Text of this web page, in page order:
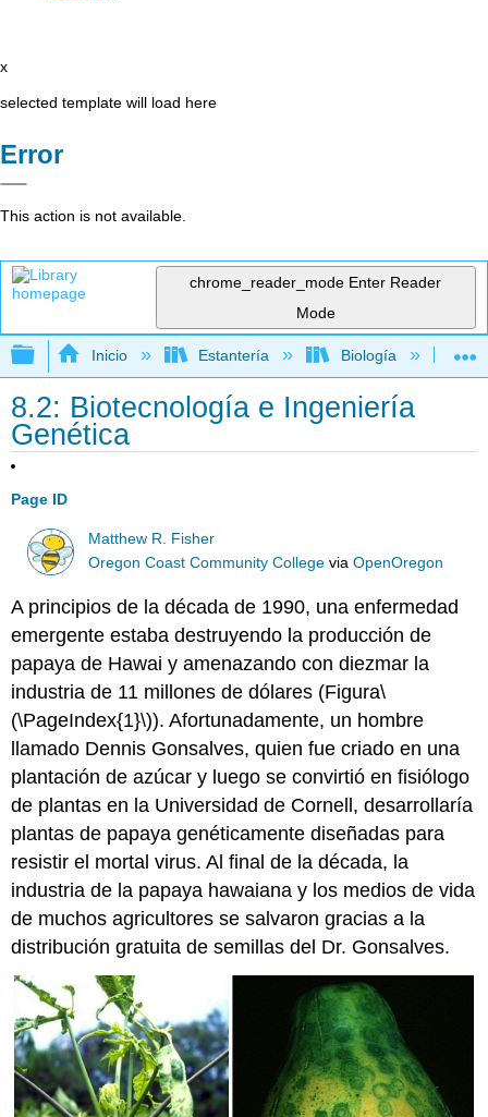
x
selected template will load here
Error
This action is not available.
chrome_reader_mode Enter Reader
Mode
Expandir/contraer jerarquía global
Inicio Estantería Biología
8.2: Biotecnología e Ingeniería
Genética
Page ID
Matthew R. Fisher
Oregon Coast Community College viaOpenOregon
A principios de la década de 1990, una enfermedad
emergente estaba destruyendo la producción de
papaya de Hawai y amenazando con diezmar la
industria de 11 millones de dólares (Figura\
(\PageIndex{1}\)). Afortunadamente, un hombre
llamado Dennis Gonsalves, quien fue criado en una
plantación de azúcar y luego se convirtió en fisiólogo
de plantas en la Universidad de Cornell, desarrollaría
plantas de papaya genéticamente diseñadas para
resistir el mortal virus. Al final de la década, la
industria de la papaya hawaiana y los medios de vida
de muchos agricultores se salvaron gracias a la
distribución gratuita de semillas del Dr. Gonsalves.